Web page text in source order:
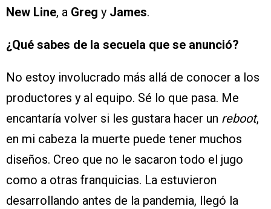
New Line, a Greg y James.
¿Qué sabes de la secuela que se anunció?
No estoy involucrado más allá de conocer a los
productores y al equipo. Sé lo que pasa. Me
encantaría volver si les gustara hacer un reboot,
en mi cabeza la muerte puede tener muchos
diseños. Creo que no le sacaron todo el jugo
como a otras franquicias. La estuvieron
desarrollando antes de la pandemia, llegó la